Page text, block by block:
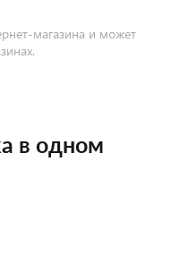
магазина и может
в одном